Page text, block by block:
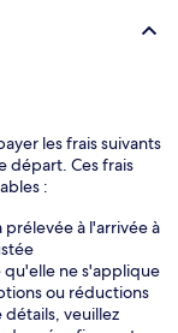
les frais suivants
départ. Ces frais
:
prélevée à l'arrivée à
qu'elle ne s'applique
ou réductions
veuillez